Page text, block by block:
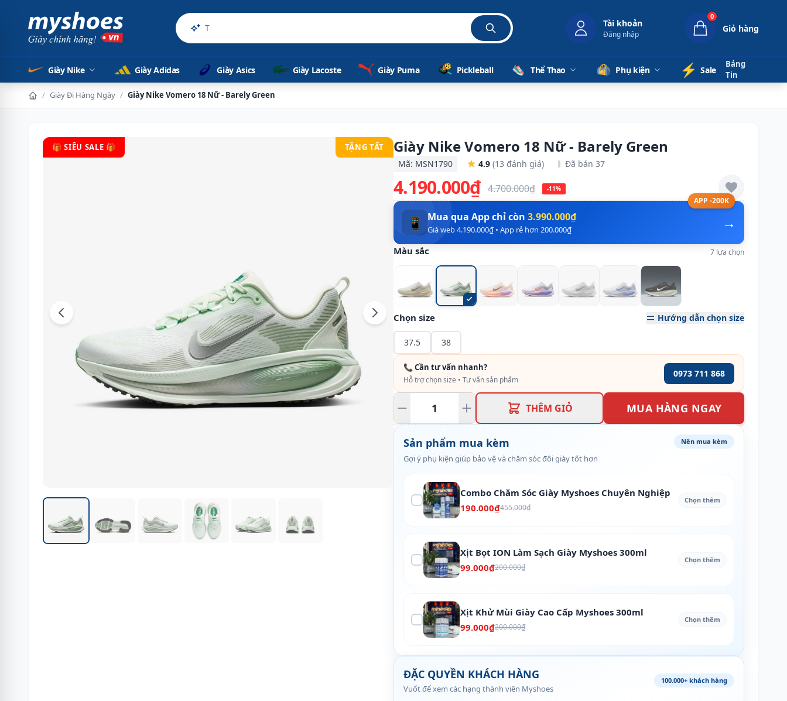
Sản phẩm chí Tài khoản
Đăng nhập
0
Giỏ hàng
Giày Nike Giày Adidas Giày Asics Giày Lacoste Giày Puma Pickleball Thể Thao Phụ kiện ⚡️ Sale
Bảng
Tin
/ Giày Đi Hàng Ngày / Giày Nike Vomero 18 Nữ - Barely Green
🎁 SIÊU SALE 🎁 TẶNG TẤT Giày Nike Vomero 18 Nữ - Barely Green
Mã: MSN1790 4.9 (13 đánh giá) Đã bán 37
4.190.000₫ 4.700.000₫ -11%
APP -200K
→
📱 Mua qua App chỉ còn 3.990.000₫
Giá web 4.190.000₫ • App rẻ hơn 200.000₫
Màu sắc 7 lựa chọn
Chọn size Hướng dẫn chọn size
37.5 38
📞 Cần tư vấn nhanh?
Hỗ trợ chọn size • Tư vấn sản phẩm
0973 711 868
THÊM GIỎ MUA HÀNG NGAY
Sản phẩm mua kèm
Gợi ý phụ kiện giúp bảo vệ và chăm sóc đôi giày tốt hơn
Nên mua kèm
Combo Chăm Sóc Giày Myshoes Chuyên Nghiệp
190.000₫455.000₫
Chọn thêm
Xịt Bọt ION Làm Sạch Giày Myshoes 300ml
99.000₫200.000₫
Chọn thêm
Xịt Khử Mùi Giày Cao Cấp Myshoes 300ml
99.000₫200.000₫
Chọn thêm
ĐẶC QUYỀN KHÁCH HÀNG
Vuốt để xem các hạng thành viên Myshoes
100.000+ khách hàng